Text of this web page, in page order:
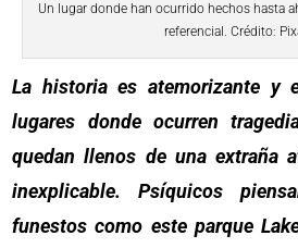
Un lugar donde han ocurrido hechos hasta
referencial. Crédito:
La historia es atemorizante y
lugares donde ocurren
quedan llenos de una extraña
inexplicable. Psíquicos
funestos como este parque